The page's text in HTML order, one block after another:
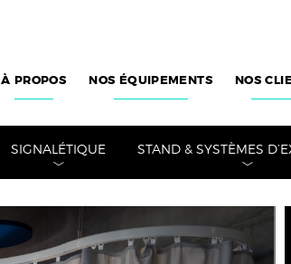
À PROPOS NOS ÉQUIPEMENTS NOS
SIGNALÉTIQUE STAND & SYSTÈMES